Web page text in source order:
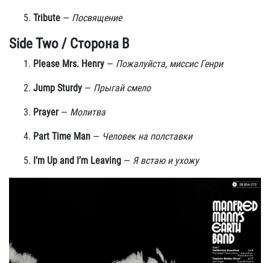
Tribute — Посвящение
Side Two / Сторона B
Please Mrs. Henry — Пожалуйста, миссис Генри
Jump Sturdy — Прыгай смело
Prayer— Молитва
Part Time Man — Человек на полставки
I’m Up and I’m Leaving — Я встаю и ухожу